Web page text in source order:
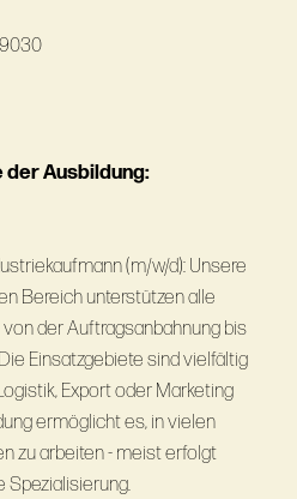
der Ausbildung:
(m/w/d): Unsere
Bereich unterstützen alle
der Auftragsanbahnung bis
Einsatzgebiete sind vielfältig
Export oder Marketing
ermöglicht es, in vielen
zu arbeiten - meist erfolgt
Spezialisierung.